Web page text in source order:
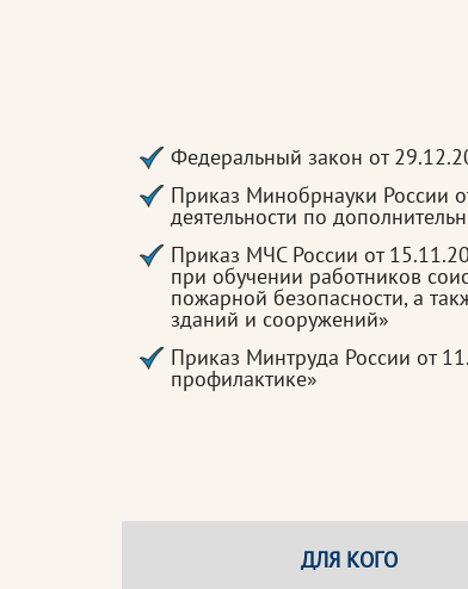
Федеральный закон от
Приказ Минобрнауки России
деятельности по
Приказ МЧС России от
при обучении работников
пожарной безопасности, а
зданий и сооружений»
Приказ Минтруда России от
профилактике»
ДЛЯ КОГО